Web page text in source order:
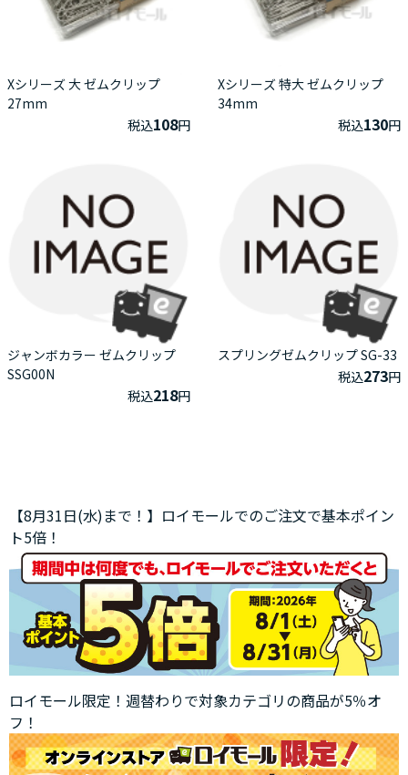
Xシリーズ 大 ゼムクリップ
27mm
税込108円
Xシリーズ 特大 ゼムクリップ
34mm
税込130円
ジャンボカラー ゼムクリップ
SSG00N
税込218円
スプリングゼムクリップ SG-33
税込273円
【8月31日(水)まで！】ロイモールでのご注文で基本ポイン
ト5倍！
ロイモール限定！週替わりで対象カテゴリの商品が5％オ
フ！